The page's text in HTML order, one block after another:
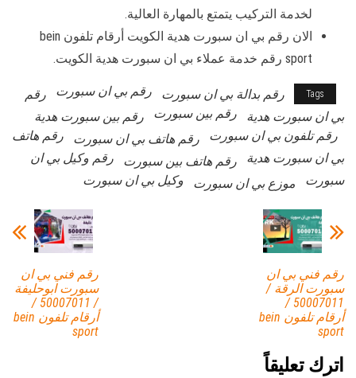
لخدمة التركيب يتمتع بالمهارة العالية.
الان رقم بي ان سبورت هدية الكويت أرقام تلفون bein
sport رقم خدمة عملاء بي ان سبورت هدية الكويت.
Tags رقم بدالة بي ان سبورت رقم بي ان سبورت
رقم
بي ان سبورت هدية
رقم بين سبورت
رقم بين سبورت هدية
رقم تلفون بي ان سبورت
رقم هاتف بي ان سبورت
رقم هاتف
بي ان سبورت هدية
رقم هاتف بين سبورت
رقم وكيل بي ان
سبورت
موزع بي ان سبورت وكيل بي ان سبورت
رقم فني بي ان
سبورت ابوحليفة
/ 50007011 /
أرقام تلفون bein
sport
رقم فني بي ان
سبورت الرقة /
50007011 /
أرقام تلفون bein
sport
اترك تعليقاً